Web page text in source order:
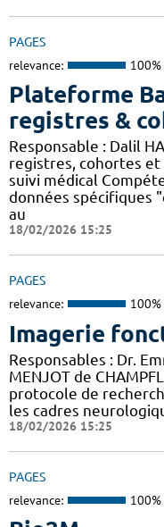
PAGES
relevance: 100%
Plateforme
registres &
Responsable : Dalil
registres, cohortes et
suivi médical
données spécifiques
au
18/02/2026 15:25
PAGES
relevance: 100%
Imagerie
Responsables : Dr.
MENJOT de
protocole de
les cadres
18/02/2026 15:25
PAGES
relevance: 100%